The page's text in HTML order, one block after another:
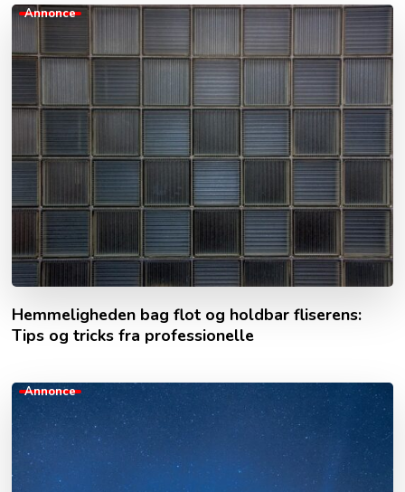
Annonce
Hemmeligheden bag flot og holdbar fliserens:
Tips og tricks fra professionelle
Annonce